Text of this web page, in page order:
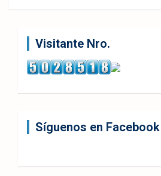
Visitante Nro.
Síguenos en Facebook